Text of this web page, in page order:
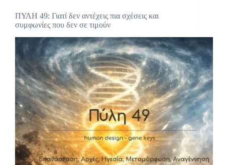
ΠΥΛΗ 49: Γιατί δεν αντέχεις πια σχέσεις και
συμφωνίες που δεν σε τιμούν